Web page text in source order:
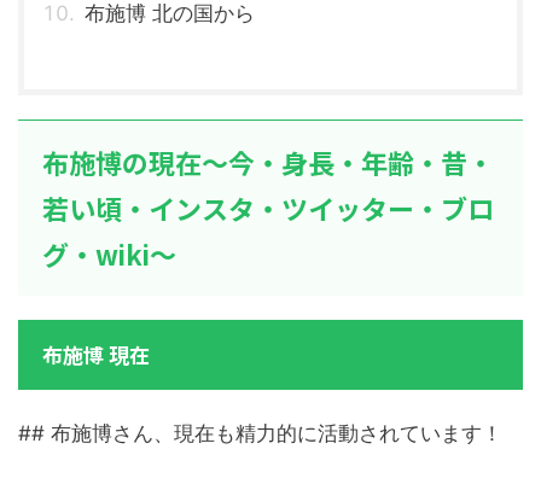
布施博 北の国から
布施博の現在～今・身長・年齢・昔・
若い頃・インスタ・ツイッター・ブロ
グ・wiki～
布施博 現在
## 布施博さん、現在も精力的に活動されています！